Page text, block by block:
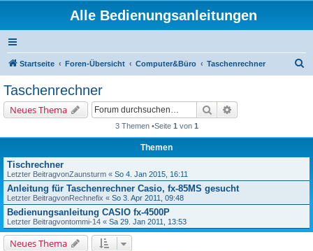
Alle Bedienungsanleitungen
Startseite Foren-Übersicht Computer&Büro Taschenrechner
Taschenrechner
Neues Thema Suche
3 Themen •Seite 1 von 1
Themen
Tischrechner
Letzter BeitragvonZaunsturm « So 4. Jan 2015, 16:11
Anleitung für Taschenrechner Casio, fx-85MS gesucht
Letzter BeitragvonRechnefix « So 3. Apr 2011, 09:48
Bedienungsanleitung CASIO fx-4500P
Letzter Beitragvontommi-14 « Sa 29. Jan 2011, 13:53
Neues Thema